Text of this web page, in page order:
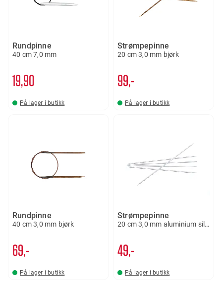
Rundpinne
40 cm 7,0 mm
19 90
På lager i butikk
Strømpepinne
20 cm 3,0 mm bjørk
99,-
På lager i butikk
Rundpinne
40 cm 3,0 mm bjørk
69,-
På lager i butikk
Strømpepinne
20 cm 3,0 mm aluminium silver
49,-
På lager i butikk